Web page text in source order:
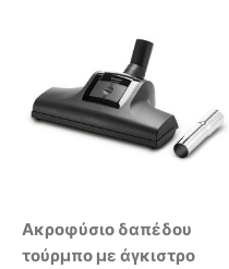
Ακροφύσιο δαπέδου
τούρμπο με άγκιστρο